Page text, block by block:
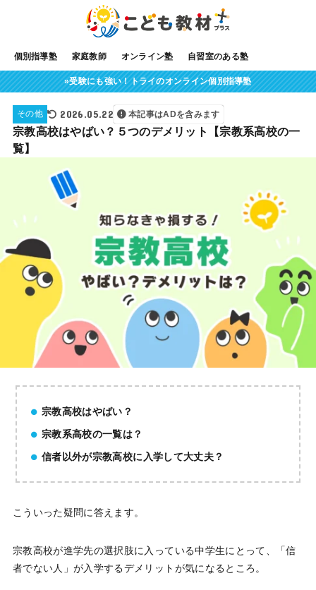
個別指導塾 家庭教師 オンライン塾 自習室のある塾
»受験にも強い！トライのオンライン個別指導塾
その他 2026.05.22 本記事はADを含みます
宗教高校はやばい？５つのデメリット【宗教系高校の一
覧】
宗教高校はやばい？
宗教系高校の一覧は？
信者以外が宗教高校に入学して大丈夫？
こういった疑問に答えます。
宗教高校が進学先の選択肢に入っている中学生にとって、「信
者でない人」が入学するデメリットが気になるところ。